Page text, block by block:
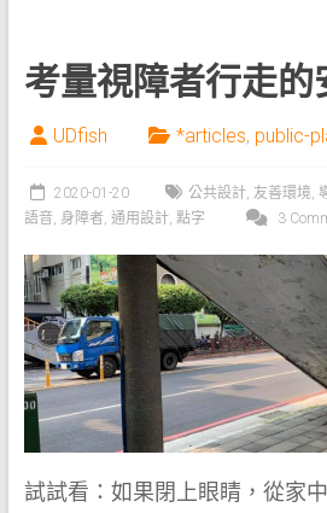
考量視障者行走的
UDfish *articles, public-
2020-01-20 公共設計, 友善環境,
語音, 身障者, 通用設計, 點字 3
試試看：如果閉上眼睛，從家